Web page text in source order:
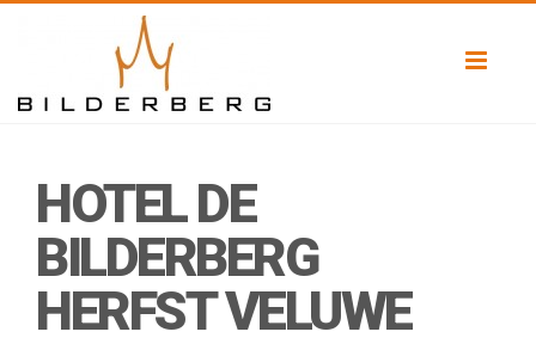
HOTEL DE
BILDERBERG
HERFST VELUWE